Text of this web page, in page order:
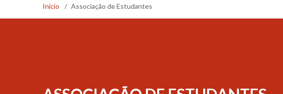
Navegação
Início / Associação de Estudantes